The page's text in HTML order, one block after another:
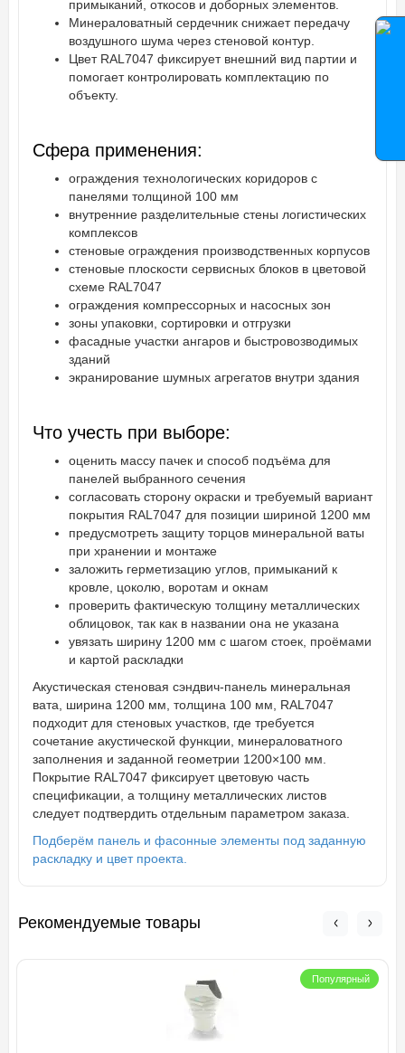
примыканий, откосов и доборных элементов.
Минераловатный сердечник снижает передачу
воздушного шума через стеновой контур.
Цвет RAL7047 фиксирует внешний вид партии и
помогает контролировать комплектацию по
объекту.
Сфера применения:
ограждения технологических коридоров с
панелями толщиной 100 мм
внутренние разделительные стены логистических
комплексов
стеновые ограждения производственных корпусов
стеновые плоскости сервисных блоков в цветовой
схеме RAL7047
ограждения компрессорных и насосных зон
зоны упаковки, сортировки и отгрузки
фасадные участки ангаров и быстровозводимых
зданий
экранирование шумных агрегатов внутри здания
Что учесть при выборе:
оценить массу пачек и способ подъёма для
панелей выбранного сечения
согласовать сторону окраски и требуемый вариант
покрытия RAL7047 для позиции шириной 1200 мм
предусмотреть защиту торцов минеральной ваты
при хранении и монтаже
заложить герметизацию углов, примыканий к
кровле, цоколю, воротам и окнам
проверить фактическую толщину металлических
облицовок, так как в названии она не указана
увязать ширину 1200 мм с шагом стоек, проёмами
и картой раскладки
Акустическая стеновая сэндвич-панель минеральная
вата, ширина 1200 мм, толщина 100 мм, RAL7047
подходит для стеновых участков, где требуется
сочетание акустической функции, минераловатного
заполнения и заданной геометрии 1200×100 мм.
Покрытие RAL7047 фиксирует цветовую часть
спецификации, а толщину металлических листов
следует подтвердить отдельным параметром заказа.
Подберём панель и фасонные элементы под заданную
раскладку и цвет проекта.
Рекомендуемые товары
Популярный